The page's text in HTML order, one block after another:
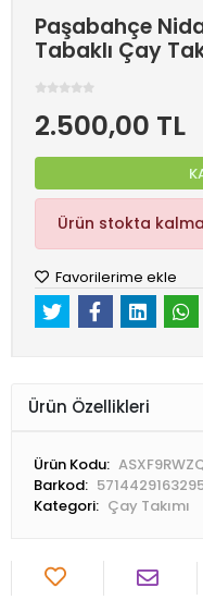
Paşabahçe
Tabaklı Çay
2.500,00 TL
Ürün stokta
Favorilerime ekle
Ürün Özellikleri
Ürün Kodu:
Barkod:
Kategori: Çay Takımı